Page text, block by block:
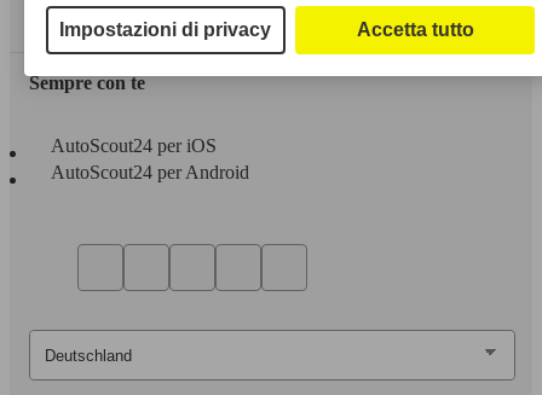
Area rivenditori
Sempre con te
AutoScout24 per iOS
AutoScout24 per Android
Impostazioni di privacy Accetta tutto